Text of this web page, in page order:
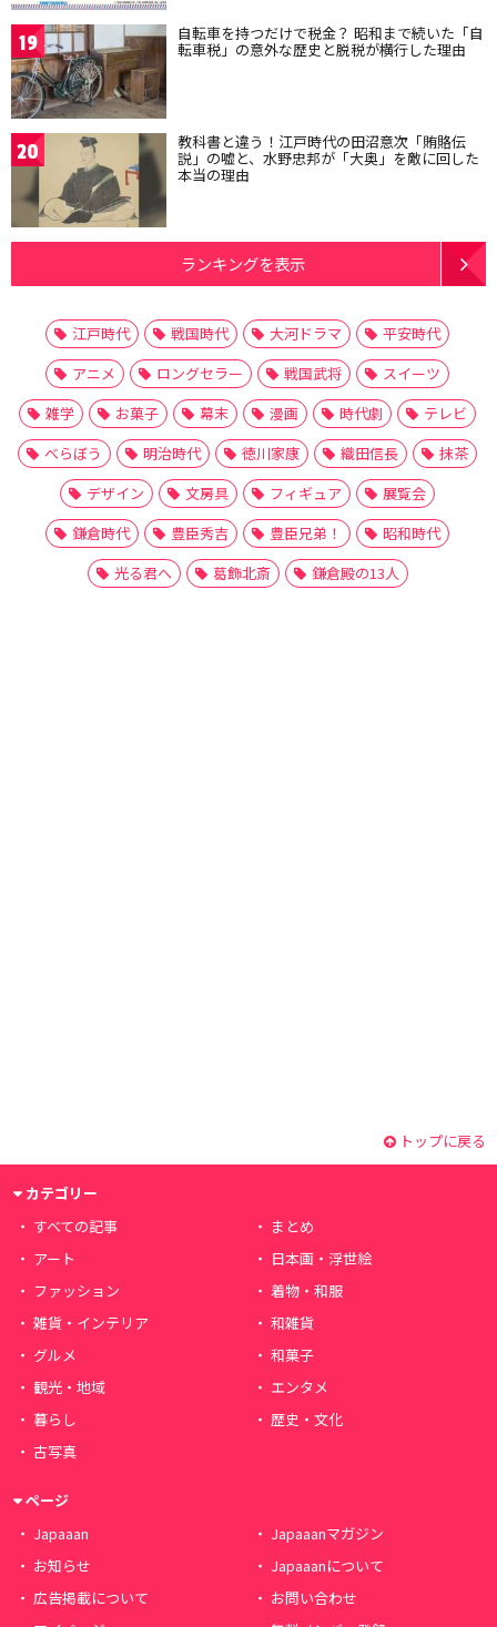
19 自転車を持つだけで税金？ 昭和まで続いた「自
転車税」の意外な歴史と脱税が横行した理由
20 教科書と違う！江戸時代の田沼意次「賄賂伝
説」の嘘と、水野忠邦が「大奥」を敵に回した
本当の理由
ランキングを表示
江戸時代 戦国時代 大河ドラマ
平安時代
アニメ
ロングセラー 戦国武将
スイーツ
雑学
お菓子 幕末 漫画 時代劇
テレビ
べらぼう
明治時代 徳川家康 織田信長
抹茶
デザイン
文房具 フィギュア
展覧会
鎌倉時代
豊臣秀吉 豊臣兄弟！
昭和時代
光る君へ
葛飾北斎 鎌倉殿の13人
トップに戻る
カテゴリー
すべての記事
まとめ
アート
日本画・浮世絵
ファッション
着物・和服
雑貨・インテリア
和雑貨
グルメ
和菓子
観光・地域
エンタメ
暮らし
歴史・文化
古写真
ページ
Japaaan
Japaaanマガジン
お知らせ
Japaaanについて
広告掲載について
お問い合わせ